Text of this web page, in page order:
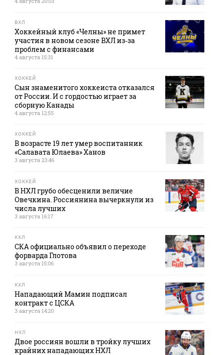
ВХЛ
Хоккейный клуб «Челны» не примет
участия в новом сезоне ВХЛ из‑за
проблем с финансами
4 августа 15:31
ХОККЕЙ
Сын знаменитого хоккеиста отказался
от России. И с гордостью играет за
сборную Канады
4 августа 12:55
ХОККЕЙ
В возрасте 19 лет умер воспитанник
«Салавата Юлаева» Ханов
3 августа 23:46
ХОККЕЙ
В НХЛ грубо обесценили величие
Овечкина. Россиянина вычеркнули из
числа лучших
3 августа 16:17
КХЛ
СКА официально объявил о переходе
форварда Глотова
3 августа 15:06
КХЛ
Нападающий Мамин подписал
контракт с ЦСКА
3 августа 14:20
НХЛ
Двое россиян вошли в тройку лучших
крайних нападающих НХЛ